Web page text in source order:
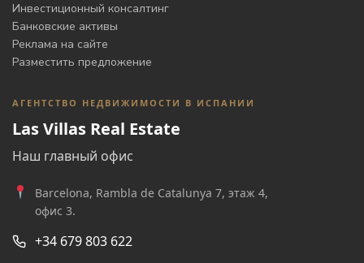
Инвестиционный консалтинг
Банковские активы
Реклама на сайте
Разместить предложение
АГЕНТСТВО НЕДВИЖИМОСТИ В ИСПАНИИ
Las Villas Real Estate
Наш главный офис
Barcelona, Rambla de Catalunya 7, этаж 4,
офис 3.
+34 679 803 622